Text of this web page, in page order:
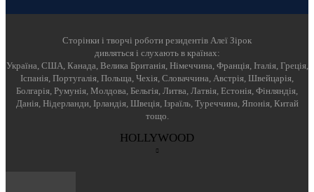
Cторінки і творчі роботи резидентів Алеї Зірок
дивляться і слухають в країнах:
Україна, США, Канада, Велика Британія, Німеччина, Франція, Італія, Греція,
Іспанія, Португалія, Польща, Чехія, Словаччина, Австрія, Швейцарія,
Болгарія, Румунія, Молдова, Бельгія, Литва, Латвія, Естонія, Фінляндія,
Данія, Нідерланди, Ірландія, Швеція, Ізраїль, Туреччина, Японія, Китай
тощо.
HOLLYWOOD